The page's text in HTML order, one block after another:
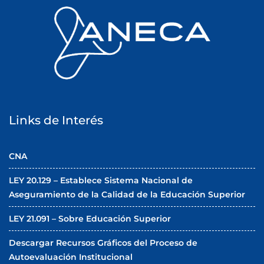
Links de Interés
CNA
LEY 20.129 – Establece Sistema Nacional de
Aseguramiento de la Calidad de la Educación Superior
LEY 21.091 – Sobre Educación Superior
Descargar Recursos Gráficos del Proceso de
Autoevaluación Institucional